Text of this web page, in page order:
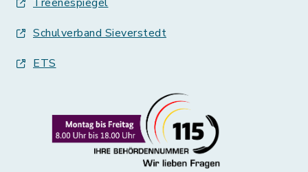
Schulverband Sieverstedt
ETS